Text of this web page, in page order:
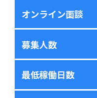
オンライン面談
募集人数
最低稼働日数